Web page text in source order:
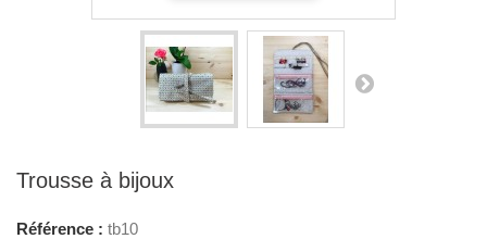
Trousse à bijoux
Référence : tb10